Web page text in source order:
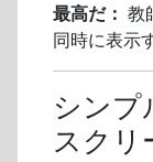
最高だ： 教
同時に表示
シンプ
スクリ